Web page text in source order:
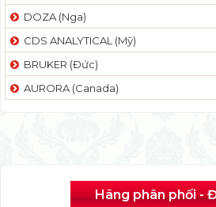
DOZA (Nga)
CDS ANALYTICAL (Mỹ)
BRUKER (Đức)
AURORA (Canada)
Hãng phân phối -